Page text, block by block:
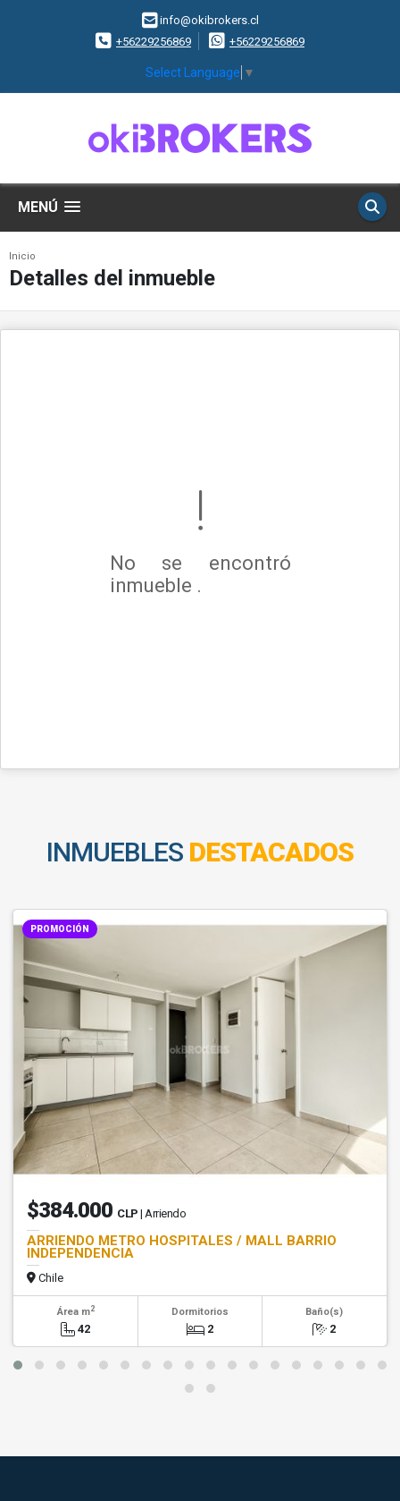
info@okibrokers.cl
+56229256869
+56229256869
Select Language ▼
MENÚ
Inicio
Detalles del inmueble
No se encontró
inmueble .
INMUEBLES DESTACADOS
PROMOCIÓN
$384.000 CLP | Arriendo
ARRIENDO METRO HOSPITALES / MALL BARRIO
INDEPENDENCIA
Chile
Área m2
42
Dormitorios
2
Baño(s)
2